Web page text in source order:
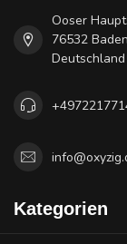
Ooser
76532
Deutschland
Kategorien